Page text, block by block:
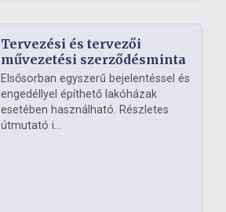
Tervezési és tervezői
művezetési szerződésminta
Elsősorban egyszerű bejelentéssel és
engedéllyel építhető lakóházak
esetében használható. Részletes
útmutató i...